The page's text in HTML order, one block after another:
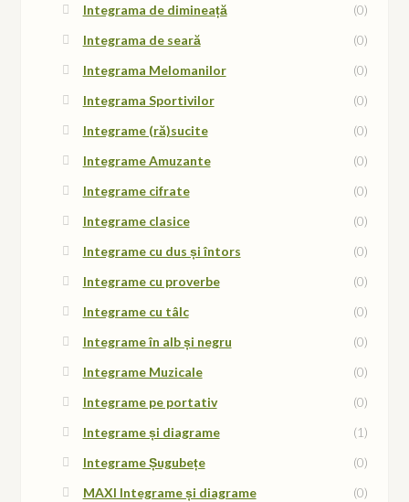
Integrama de dimineață
(0)
Integrama de seară
(0)
Integrama Melomanilor
(0)
Integrama Sportivilor
(0)
Integrame (ră)sucite
(0)
Integrame Amuzante
(0)
Integrame cifrate
(0)
Integrame clasice
(0)
Integrame cu dus și întors
(0)
Integrame cu proverbe
(0)
Integrame cu tâlc
(0)
Integrame în alb și negru
(0)
Integrame Muzicale
(0)
Integrame pe portativ
(0)
Integrame și diagrame
(1)
Integrame Șugubețe
(0)
MAXI Integrame și diagrame
(0)